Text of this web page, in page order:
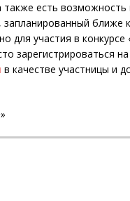
есть возможность
ближе
для участия в конкурсе
зарегистрироваться
в качестве участницы и